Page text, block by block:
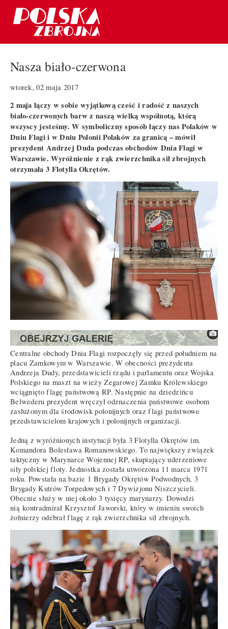
Nasza biało-czerwona
wtorek, 02 maja 2017
2 maja łączy w sobie wyjątkową cześć i radość z naszych
biało-czerwonych barw z naszą wielką wspólnotą, którą
wszyscy jesteśmy. W symboliczny sposób łączy nas Polaków w
Dniu Flagi i w Dniu Polonii Polaków za granicą – mówił
prezydent Andrzej Duda podczas obchodów Dnia Flagi w
Warszawie. Wyróżnienie z rąk zwierzchnika sił zbrojnych
otrzymała 3 Flotylla Okrętów.
Centralne obchody Dnia Flagi rozpoczęły się przed południem na
placu Zamkowym w Warszawie. W obecności prezydenta
Andrzeja Dudy, przedstawicieli rządu i parlamentu oraz Wojska
Polskiego na maszt na wieży Zegarowej Zamku Królewskiego
wciągnięto flagę państwową RP. Następnie na dziedzińcu
Belwederu prezydent wręczył odznaczenia państwowe osobom
zasłużonym dla środowisk polonijnych oraz flagi państwowe
przedstawicielom krajowych i polonijnych organizacji.
Jedną z wyróżnionych instytucji była 3 Flotylla Okrętów im.
Komandora Bolesława Romanowskiego. To największy związek
taktyczny w Marynarce Wojennej RP, skupiający uderzeniowe
siły polskiej floty. Jednostka została utworzona 11 marca 1971
roku. Powstała na bazie 1 Brygady Okrętów Podwodnych, 3
Brygady Kutrów Torpedowych i 7 Dywizjonu Niszczycieli.
Obecnie służy w niej około 3 tysięcy marynarzy. Dowodzi
nią kontradmirał Krzysztof Jaworski, który w imieniu swoich
żołnierzy odebrał flagę z rąk zwierzchnika sił zbrojnych.